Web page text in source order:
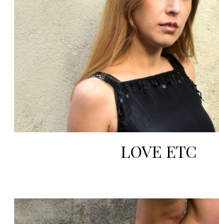
LOVE ETC